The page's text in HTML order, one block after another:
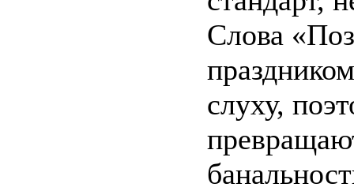
Слова
слуху,